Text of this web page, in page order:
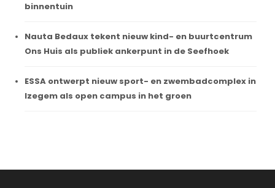
binnentuin
Nauta Bedaux tekent nieuw kind- en buurtcentrum
Ons Huis als publiek ankerpunt in de Seefhoek
ESSA ontwerpt nieuw sport- en zwembadcomplex in
Izegem als open campus in het groen